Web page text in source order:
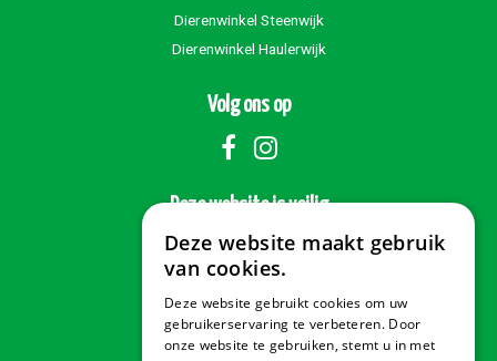
Dierenwinkel Steenwijk
Dierenwinkel Haulerwijk
Volg ons op
Deze website is veilig
Veilig betalen
Deze website maakt gebruik
van cookies.
Deze website gebruikt cookies om uw
gebruikerservaring te verbeteren. Door
onze website te gebruiken, stemt u in met